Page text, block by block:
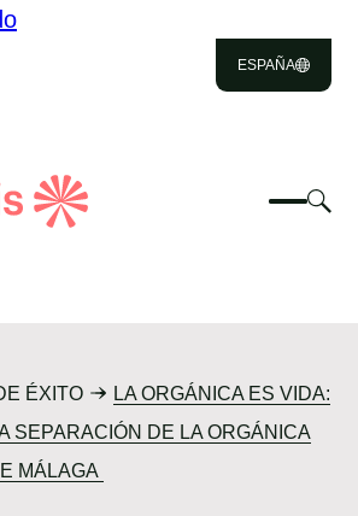
ESPAÑA
ÉXITO
LA ORGÁNICA ES VIDA:
SEPARACIÓN DE LA ORGÁNICA
MÁLAGA